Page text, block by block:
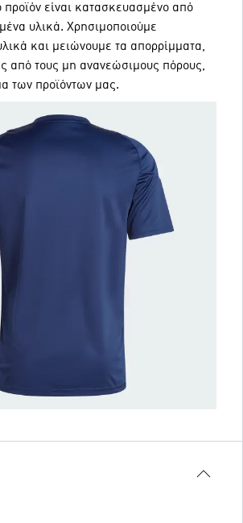
προϊόν είναι κατασκευασμένο από
υλικά. Χρησιμοποιούμε
και μειώνουμε τα απορρίμματα,
από τους μη ανανεώσιμους πόρους,
των προϊόντων μας.